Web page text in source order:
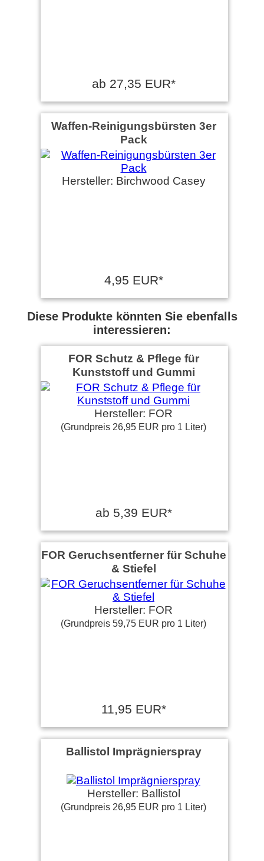
ab 27,35 EUR*
Waffen-Reinigungsbürsten 3er
Pack
Hersteller: Birchwood Casey
4,95 EUR*
Diese Produkte könnten Sie ebenfalls
interessieren:
FOR Schutz & Pflege für
Kunststoff und Gummi
Hersteller: FOR
(Grundpreis 26,95 EUR pro 1 Liter)
ab 5,39 EUR*
FOR Geruchsentferner für Schuhe
& Stiefel
Hersteller: FOR
(Grundpreis 59,75 EUR pro 1 Liter)
11,95 EUR*
Ballistol Imprägnierspray
Hersteller: Ballistol
(Grundpreis 26,95 EUR pro 1 Liter)